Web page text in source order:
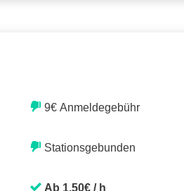
9€ Anmeldegebühr
Stationsgebunden
Ab 1,50€ / h